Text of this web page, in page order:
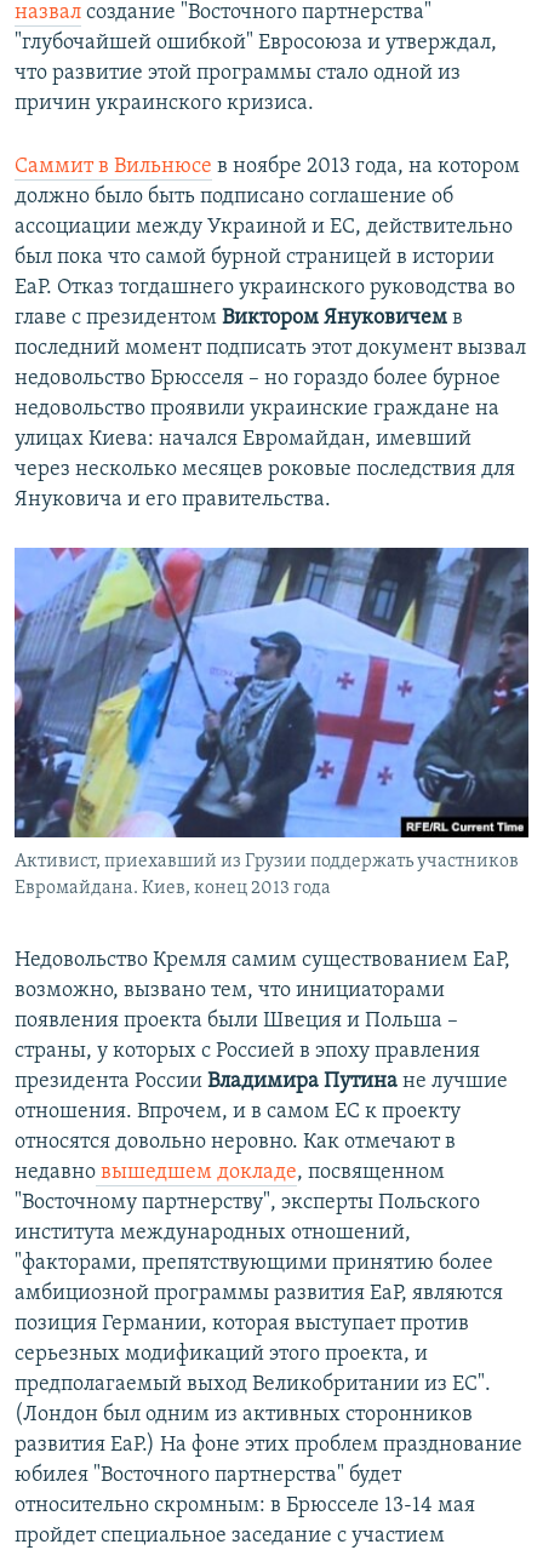
назвал создание "Восточного партнерства"
"глубочайшей ошибкой" Евросоюза и утверждал,
что развитие этой программы стало одной из
причин украинского кризиса.
Саммит в Вильнюсе в ноябре 2013 года, на котором
должно было быть подписано соглашение об
ассоциации между Украиной и ЕС, действительно
был пока что самой бурной страницей в истории
ЕаР. Отказ тогдашнего украинского руководства во
главе с президентом Виктором Януковичем в
последний момент подписать этот документ вызвал
недовольство Брюсселя – но гораздо более бурное
недовольство проявили украинские граждане на
улицах Киева: начался Евромайдан, имевший
через несколько месяцев роковые последствия для
Януковича и его правительства.
Активист, приехавший из Грузии поддержать участников
Евромайдана. Киев, конец 2013 года
Недовольство Кремля самим существованием ЕаР,
возможно, вызвано тем, что инициаторами
появления проекта были Швеция и Польша –
страны, у которых с Россией в эпоху правления
президента России Владимира Путина не лучшие
отношения. Впрочем, и в самом ЕС к проекту
относятся довольно неровно. Как отмечают в
недавно вышедшем докладе, посвященном
"Восточному партнерству", эксперты Польского
института международных отношений,
"факторами, препятствующими принятию более
амбициозной программы развития ЕаР, являются
позиция Германии, которая выступает против
серьезных модификаций этого проекта, и
предполагаемый выход Великобритании из ЕС".
(Лондон был одним из активных сторонников
развития ЕаР.) На фоне этих проблем празднование
юбилея "Восточного партнерства" будет
относительно скромным: в Брюсселе 13-14 мая
пройдет специальное заседание с участием